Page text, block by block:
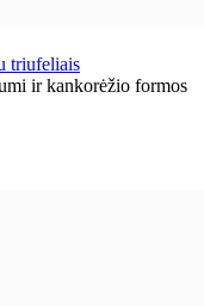
triufeliais
ir kankorėžio formos